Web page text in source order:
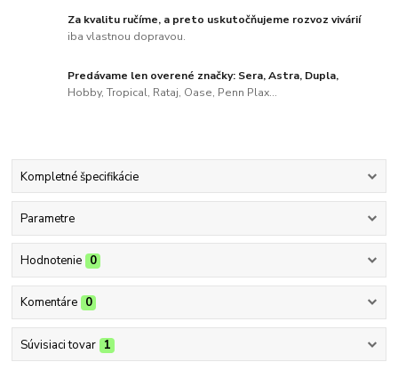
Za kvalitu ručíme, a preto uskutočňujeme rozvoz vivárií
iba vlastnou dopravou.
Predávame len overené značky: Sera, Astra, Dupla,
Hobby, Tropical, Rataj, Oase, Penn Plax...
Kompletné špecifikácie
Parametre
Hodnotenie 0
Komentáre 0
Súvisiaci tovar 1